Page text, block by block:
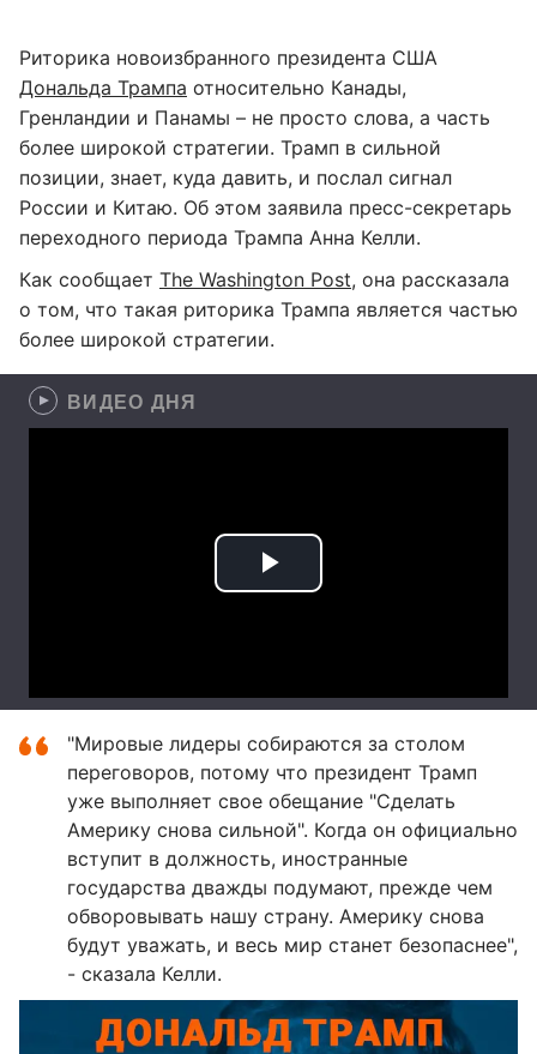
Риторика новоизбранного президента США
Дональда Трампа относительно Канады,
Гренландии и Панамы – не просто слова, а часть
более широкой стратегии. Трамп в сильной
позиции, знает, куда давить, и послал сигнал
России и Китаю. Об этом заявила пресс-секретарь
переходного периода Трампа Анна Келли.
Как сообщает The Washington Post, она рассказала
о том, что такая риторика Трампа является частью
более широкой стратегии.
ВИДЕО ДНЯ
"Мировые лидеры собираются за столом
переговоров, потому что президент Трамп
уже выполняет свое обещание "Сделать
Америку снова сильной". Когда он официально
вступит в должность, иностранные
государства дважды подумают, прежде чем
обворовывать нашу страну. Америку снова
будут уважать, и весь мир станет безопаснее",
- сказала Келли.